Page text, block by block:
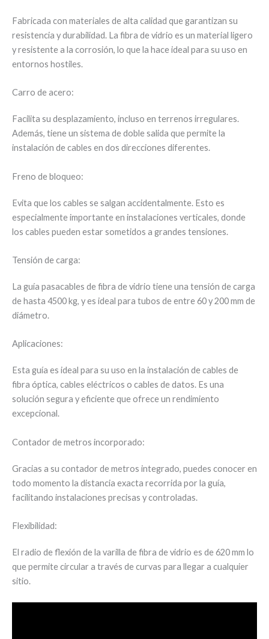
Fabricada con materiales de alta calidad que garantizan su
resistencia y durabilidad. La fibra de vidrio es un material ligero
y resistente a la corrosión, lo que la hace ideal para su uso en
entornos hostiles.
Carro de acero:
Facilita su desplazamiento, incluso en terrenos irregulares.
Además, tiene un sistema de doble salida que permite la
instalación de cables en dos direcciones diferentes.
Freno de bloqueo:
Evita que los cables se salgan accidentalmente. Esto es
especialmente importante en instalaciones verticales, donde
los cables pueden estar sometidos a grandes tensiones.
Tensión de carga:
La guía pasacables de fibra de vidrio tiene una tensión de carga
de hasta 4500 kg, y es ideal para tubos de entre 60 y 200 mm de
diámetro.
Aplicaciones:
Esta guía es ideal para su uso en la instalación de cables de
fibra óptica, cables eléctricos o cables de datos. Es una
solución segura y eficiente que ofrece un rendimiento
excepcional.
Contador de metros incorporado:
Gracias a su contador de metros integrado, puedes conocer en
todo momento la distancia exacta recorrida por la guía,
facilitando instalaciones precisas y controladas.
Flexibilidad:
El radio de flexión de la varilla de fibra de vidrio es de 620 mm lo
que permite circular a través de curvas para llegar a cualquier
sitio.